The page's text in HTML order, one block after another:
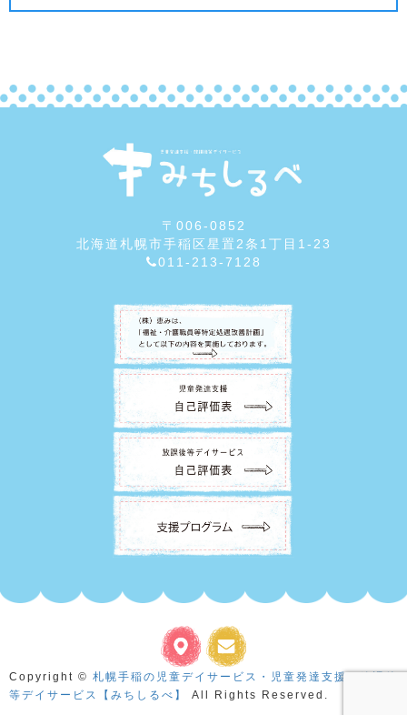
〒006-0852
北海道札幌市手稲区星置2条1丁目1-23
011-213-7128
Copyright © 札幌手稲の児童デイサービス・児童発達支援・放課後
等デイサービス【みちしるべ】
All Rights Reserved.